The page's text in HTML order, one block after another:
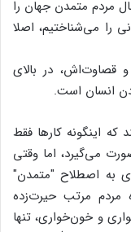
مردم متمدن جهان را
را می‌شناختیم، اصلا
قصاوت‌اش، در بالای
انسان است.
که اینگونه کارها فقط
می‌گیرد، اما وقتی
به اصطلاح "متمدن"
مردم مرتب حیرت‌زده
و خون‌خواری، تنها